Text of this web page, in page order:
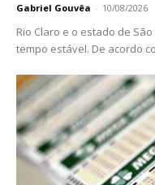
Gabriel Gouvêa - 10/08/2026
Rio Claro e o estado de
tempo estável. De acordo